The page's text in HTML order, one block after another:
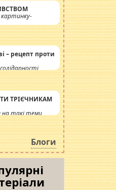
картинку-
– рецепт проти
ТРІЄЧНИКАМ
на такі теми,
сьогоднішні
питання.
Блоги